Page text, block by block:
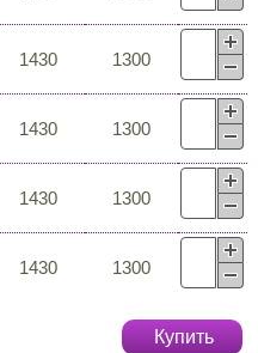
1430 1300
1430 1300
1430 1300
1430 1300
Купить